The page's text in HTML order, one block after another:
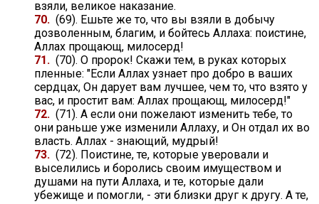
взяли, великое наказание.
70. (69). Ешьте же то, что вы взяли в добычу
дозволенным, благим, и бойтесь Аллаха: поистине,
Аллах прощающ, милосерд!
71. (70). О пророк! Скажи тем, в руках которых
пленные: "Если Аллах узнает про добро в ваших
сердцах, Он дарует вам лучшее, чем то, что взято у
вас, и простит вам: Аллах прощающ, милосерд!"
72. (71). А если они пожелают изменить тебе, то
они раньше уже изменили Аллаху, и Он отдал их во
власть. Аллах - знающий, мудрый!
73. (72). Поистине, те, которые уверовали и
выселились и боролись своим имуществом и
душами на пути Аллаха, и те, которые дали
убежище и помогли, - эти близки друг к другу. А те,